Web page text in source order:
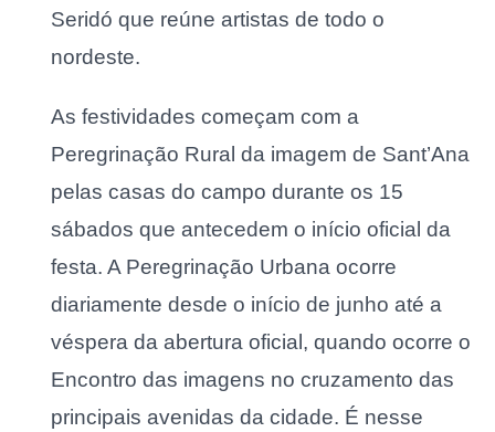
Seridó que reúne artistas de todo o
nordeste.
As festividades começam com a
Peregrinação Rural da imagem de Sant’Ana
pelas casas do campo durante os 15
sábados que antecedem o início oficial da
festa. A Peregrinação Urbana ocorre
diariamente desde o início de junho até a
véspera da abertura oficial, quando ocorre o
Encontro das imagens no cruzamento das
principais avenidas da cidade. É nesse